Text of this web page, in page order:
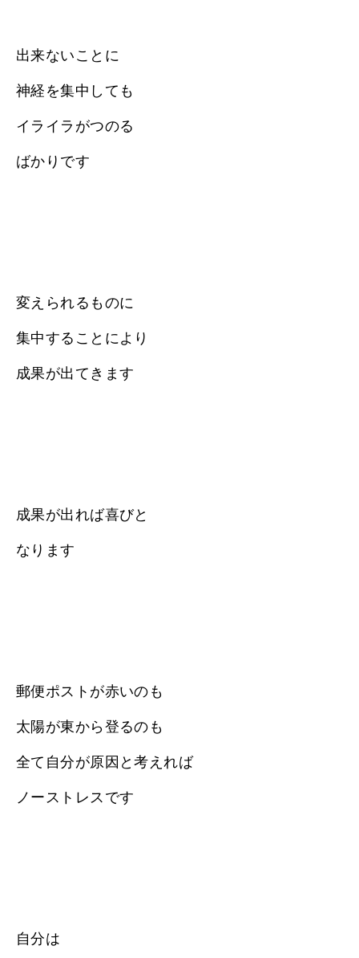
出来ないことに
神経を集中しても
イライラがつのる
ばかりです
変えられるものに
集中することにより
成果が出てきます
成果が出れば喜びと
なります
郵便ポストが赤いのも
太陽が東から登るのも
全て自分が原因と考えれば
ノーストレスです
自分は